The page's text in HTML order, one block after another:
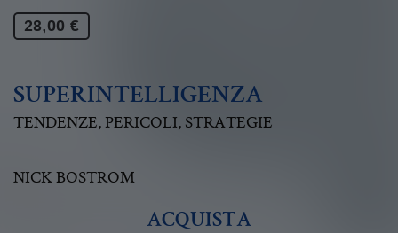
28,00 €
SUPERINTELLIGENZA
TENDENZE, PERICOLI, STRATEGIE
NICK BOSTROM
ACQUISTA